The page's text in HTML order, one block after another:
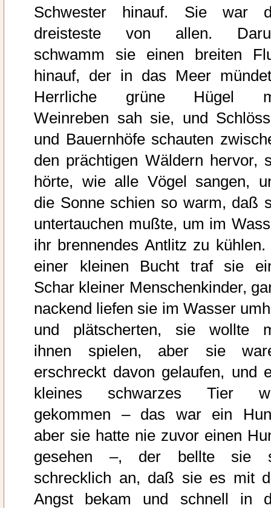
Schwester hinauf. Sie war
dreisteste von allen.
schwamm sie einen breiten
hinauf, der in das Meer
Herrliche grüne Hügel
Weinreben sah sie, und
und Bauernhöfe schauten
den prächtigen Wäldern hervor,
hörte, wie alle Vögel sangen,
die Sonne schien so warm, daß
untertauchen mußte, um im
ihr brennendes Antlitz zu kühlen.
einer kleinen Bucht traf sie
Schar kleiner Menschenkinder,
nackend liefen sie im Wasser
und plätscherten, sie wollte
ihnen spielen, aber sie
erschreckt davon gelaufen, und
kleines schwarzes Tier
gekommen – das war ein
aber sie hatte nie zuvor einen
gesehen –, der bellte sie
schrecklich an, daß sie es mit
Angst bekam und schnell in